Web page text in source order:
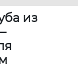
из